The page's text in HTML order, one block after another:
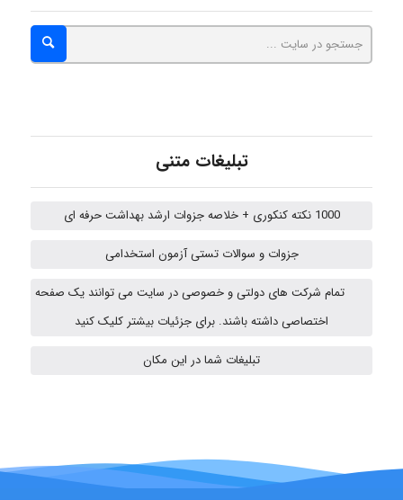
USER124
abolfazlkoshehe
abolfazlkoshehe
تبلیغات متنی
1000 نکته کنکوری + خلاصه جزوات ارشد بهداشت حرفه ای
جزوات و سوالات تستی آزمون استخدامی
تمام شرکت های دولتی و خصوصی در سایت می توانند یک صفحه
اختصاصی داشته باشند. برای جزئیات بیشتر کلیک کنید
تبلیغات شما در این مکان